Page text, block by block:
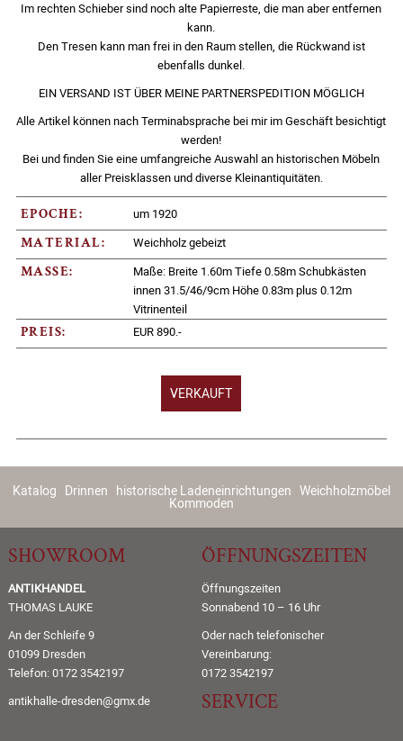
Im rechten Schieber sind noch alte Papierreste, die man aber entfernen
kann.
Den Tresen kann man frei in den Raum stellen, die Rückwand ist
ebenfalls dunkel.
EIN VERSAND IST ÜBER MEINE PARTNERSPEDITION MÖGLICH
Alle Artikel können nach Terminabsprache bei mir im Geschäft besichtigt
werden!
Bei und finden Sie eine umfangreiche Auswahl an historischen Möbeln
aller Preisklassen und diverse Kleinantiquitäten.
EPOCHE: um 1920
MATERIAL: Weichholz gebeizt
MASSE:
Maße: Breite 1.60m Tiefe 0.58m Schubkästen
innen 31.5/46/9cm Höhe 0.83m plus 0.12m
Vitrinenteil
PREIS: EUR 890.-
VERKAUFT
Katalog Drinnen historische Ladeneinrichtungen Weichholzmöbel
Kommoden
SHOWROOM
ANTIKHANDEL
THOMAS LAUKE
An der Schleife 9
01099 Dresden
Telefon: 0172 3542197
antikhalle-dresden@gmx.de
ÖFFNUNGSZEITEN
Öffnungszeiten
Sonnabend 10 – 16 Uhr
Oder nach telefonischer
Vereinbarung:
0172 3542197
SERVICE